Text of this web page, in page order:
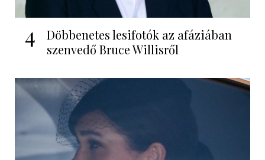
4
Döbbenetes lesifotók az afáziában
szenvedő Bruce Willisről